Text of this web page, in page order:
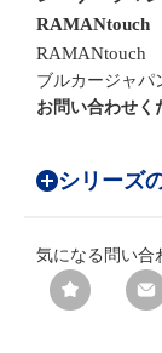
RAMANtouch
RAMANtouch
ブルカージャパ
お問い合わせく
シリーズ
気になる 問い合